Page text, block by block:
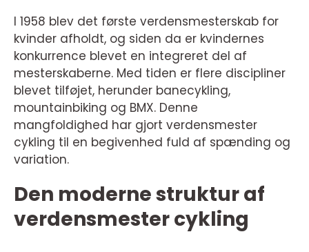
I 1958 blev det første verdensmesterskab for
kvinder afholdt, og siden da er kvindernes
konkurrence blevet en integreret del af
mesterskaberne. Med tiden er flere discipliner
blevet tilføjet, herunder banecykling,
mountainbiking og BMX. Denne
mangfoldighed har gjort verdensmester
cykling til en begivenhed fuld af spænding og
variation.
Den moderne struktur af
verdensmester cykling